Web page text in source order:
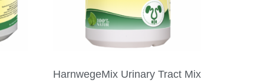
HarnwegeMix Urinary Tract Mix